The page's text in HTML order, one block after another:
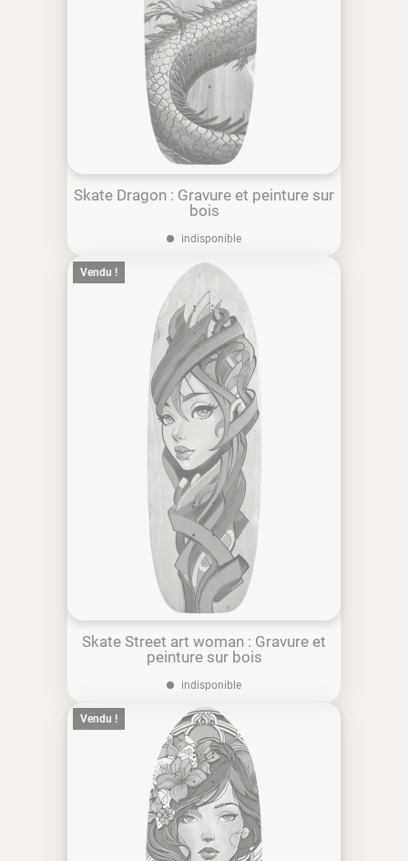
Skate Dragon : Gravure et peinture sur
bois
indisponible
Vendu !
Skate Street art woman : Gravure et
peinture sur bois
indisponible
Vendu !